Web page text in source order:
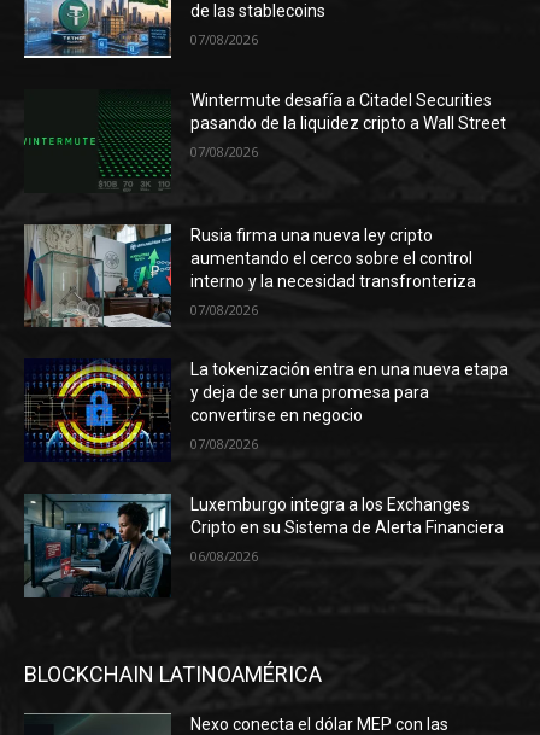
de las stablecoins
07/08/2026
Wintermute desafía a Citadel Securities
pasando de la liquidez cripto a Wall Street
07/08/2026
Rusia firma una nueva ley cripto
aumentando el cerco sobre el control
interno y la necesidad transfronteriza
07/08/2026
La tokenización entra en una nueva etapa
y deja de ser una promesa para
convertirse en negocio
07/08/2026
Luxemburgo integra a los Exchanges
Cripto en su Sistema de Alerta Financiera
06/08/2026
BLOCKCHAIN LATINOAMÉRICA
Nexo conecta el dólar MEP con las